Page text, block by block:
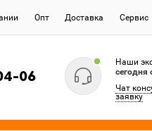
Опт Доставка Сервис
06
Наши
Чат
заявку